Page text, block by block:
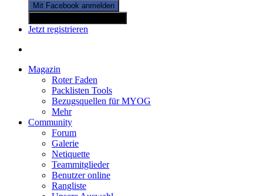
Mit Facebook anmelden
Jetzt registrieren
Magazin
Roter Faden
Packlisten Tools
Bezugsquellen für MYOG
Mehr
Community
Forum
Galerie
Netiquette
Teammitglieder
Benutzer online
Rangliste